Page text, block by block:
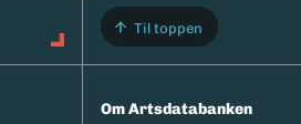
Til toppen
Om Artsdatabanken